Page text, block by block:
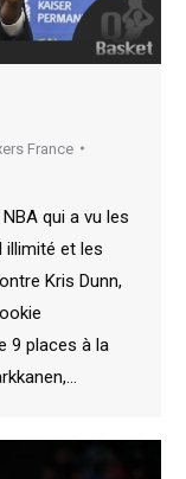
France
qui a vu les
illimité et les
Kris Dunn,
9 places à la